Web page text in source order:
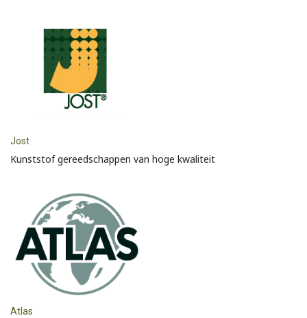
Jost
Kunststof gereedschappen van hoge kwaliteit
Atlas